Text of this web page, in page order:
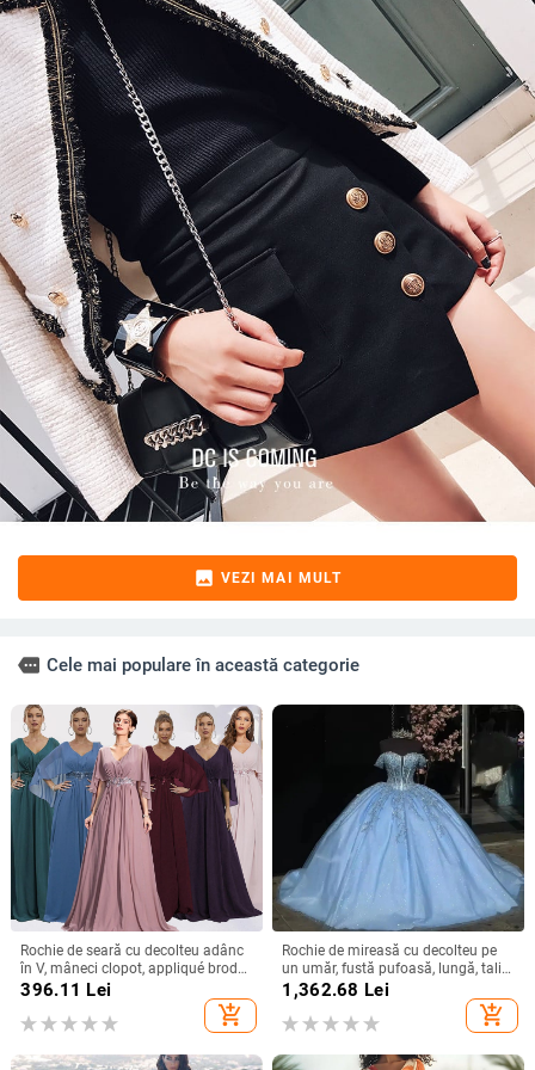
image VEZI MAI MULT
more Cele mai populare în această categorie
Rochie de seară cu decolteu adânc
în V, mâneci clopot, appliqué brodat
cu paiete, croială lungă A-line
396.11 Lei
add_shopping_cart
Rochie de mireasă cu decolteu pe
un umăr, fustă pufoasă, lungă, talie
înaltă, material poliester
1,362.68 Lei
add_shopping_cart